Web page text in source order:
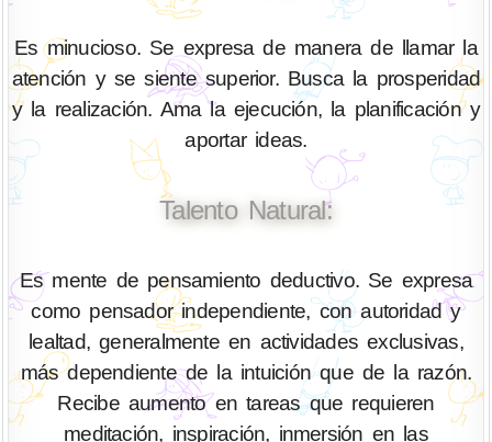
Es minucioso. Se expresa de manera de llamar la
atención y se siente superior. Busca la prosperidad
y la realización. Ama la ejecución, la planificación y
aportar ideas.
Talento Natural:
Es mente de pensamiento deductivo. Se expresa
como pensador independiente, con autoridad y
lealtad, generalmente en actividades exclusivas,
más dependiente de la intuición que de la razón.
Recibe aumento en tareas que requieren
meditación, inspiración, inmersión en las